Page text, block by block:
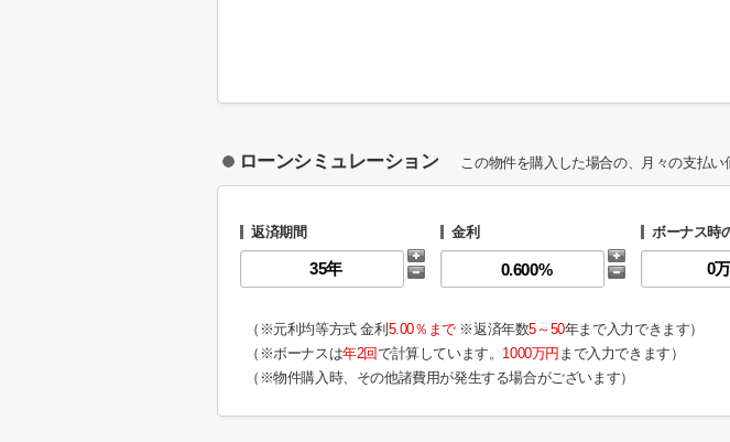
ローンシミュレーション この物件を購入した場合の、月々の支払
返済期間 金利 ボーナス時
（※元利均等方式 金利 5.00％まで※返済年数5～50年まで入力できます）
（※ボーナスは年2回で計算しています。 1000万円 まで入力できます）
（※物件購入時、その他諸費用が発生する場合がございます）